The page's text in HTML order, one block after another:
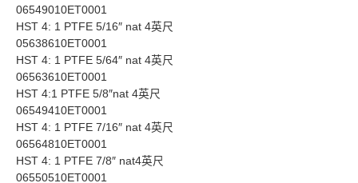
06549010ET0001
HST 4: 1 PTFE 5/16″ nat 4英尺
05638610ET0001
HST 4: 1 PTFE 5/64″ nat 4英尺
06563610ET0001
HST 4:1 PTFE 5/8″nat 4英尺
06549410ET0001
HST 4: 1 PTFE 7/16″ nat 4英尺
06564810ET0001
HST 4: 1 PTFE 7/8″ nat4英尺
06550510ET0001